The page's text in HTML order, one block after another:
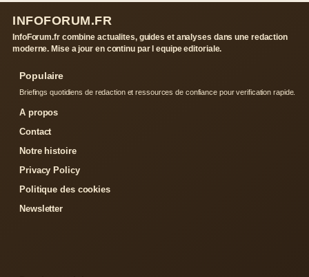
INFOFORUM.FR
InfoForum.fr combine actualites, guides et analyses dans une redaction
moderne. Mise a jour en continu par l equipe editoriale.
Populaire
Briefings quotidiens de redaction et ressources de confiance pour verification rapide.
A propos
Contact
Notre histoire
Privacy Policy
Politique des cookies
Newsletter